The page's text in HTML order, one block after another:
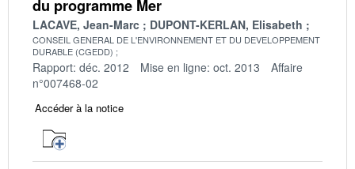
du programme Mer
LACAVE, Jean-Marc DUPONT-KERLAN, Elisabeth
CONSEIL GENERAL DE L'ENVIRONNEMENT ET DU DEVELOPPEMENT
DURABLE (CGEDD)
Rapport: déc. 2012 Mise en ligne: oct. 2013
Affaire
n°007468-02
Accéder à la notice